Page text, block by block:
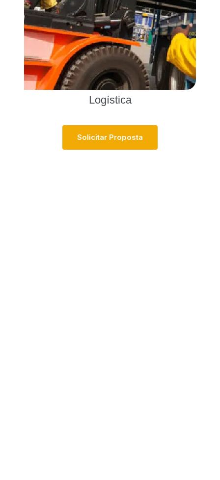
Logística
SOLICITAR PROPOSTA